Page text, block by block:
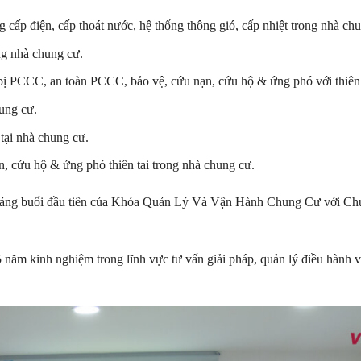
cấp điện, cấp thoát nước, hệ thống thông gió, cấp nhiệt trong nhà
nhà chung cư.
PCCC, an toàn PCCC, bảo vệ, cứu nạn, cứu hộ & ứng phó với
cư.
nhà chung cư.
cứu hộ & ứng phó thiên tai trong nhà chung cư.
buổi đầu tiên của Khóa Quản Lý Và Vận Hành Chung Cư với
năm kinh nghiệm trong lĩnh vực tư vấn giải pháp, quản lý điều hành